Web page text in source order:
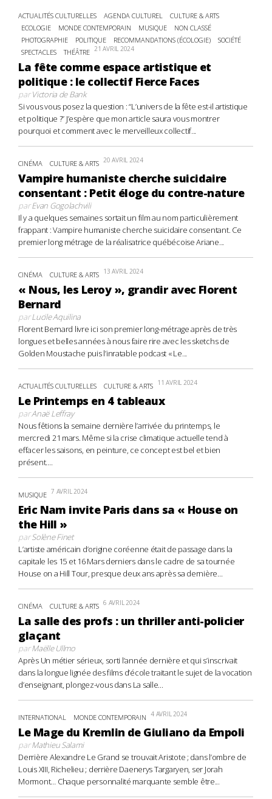
ACTUALITÉS CULTURELLES AGENDA CULTUREL
CULTURE & ARTS
ECOLOGIE
MONDE CONTEMPORAIN MUSIQUE
NON CLASSÉ
PHOTOGRAPHIE
POLITIQUE RECOMMANDATIONS (ÉCOLOGIE)
SOCIÉTÉ
SPECTACLES
THÉÂTRE 21 AVRIL 2024
La fête comme espace artistique et
politique : le collectif Fierce Faces
parVictoria de Bank
Si vous vous posez la question : “L’univers de la fête est-il artistique
et politique ?” J’espère que mon article saura vous montrer
pourquoi et comment avec le merveilleux collectif...
CINÉMA CULTURE & ARTS 20 AVRIL 2024
Vampire humaniste cherche suicidaire
consentant : Petit éloge du contre-nature
parEvan Gogolachvili
Il y a quelques semaines sortait un film au nom particulièrement
frappant : Vampire humaniste cherche suicidaire consentant. Ce
premier long métrage de la réalisatrice québécoise Ariane...
CINÉMA CULTURE & ARTS 13 AVRIL 2024
« Nous, les Leroy », grandir avec Florent
Bernard
parLucile Aquilina
Florent Bernard livre ici son premier long-métrage après de très
longues et belles années à nous faire rire avec les sketchs de
Golden Moustache puis l’inratable podcast « Le...
ACTUALITÉS CULTURELLES CULTURE & ARTS 11 AVRIL 2024
Le Printemps en 4 tableaux
parAnaë Leffray
Nous fêtions la semaine dernière l’arrivée du printemps, le
mercredi 21 mars. Même si la crise climatique actuelle tend à
effacer les saisons, en peinture, ce concept est bel et bien
présent....
MUSIQUE 7 AVRIL 2024
Eric Nam invite Paris dans sa « House on
the Hill »
parSolène Finet
L’artiste américain d’origine coréenne était de passage dans la
capitale les 15 et 16 Mars derniers dans le cadre de sa tournée
House on a Hill Tour, presque deux ans après sa dernière...
CINÉMA CULTURE & ARTS 6 AVRIL 2024
La salle des profs : un thriller anti-policier
glaçant
parMaëlle Ullmo
Après Un métier sérieux, sorti l’année dernière et qui s’inscrivait
dans la longue lignée des films d’école traitant le sujet de la vocation
d’enseignant, plongez-vous dans La salle...
INTERNATIONAL MONDE CONTEMPORAIN 4 AVRIL 2024
Le Mage du Kremlin de Giuliano da Empoli
parMathieu Salami
Derrière Alexandre Le Grand se trouvait Aristote ; dans l’ombre de
Louis XIII, Richelieu ; derrière Daenerys Targaryen, ser Jorah
Mormont… Chaque personnalité marquante semble être...